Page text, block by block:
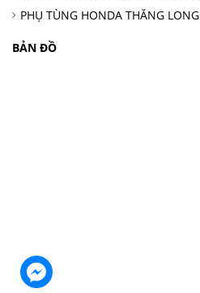
PHỤ TÙNG HONDA THĂNG LONG
BẢN ĐỒ